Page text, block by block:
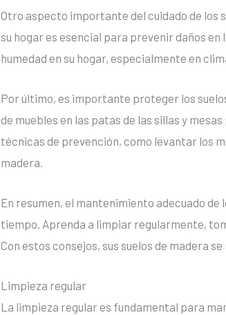
Otro aspecto importante del cuidado de los
su hogar es esencial para prevenir daños
humedad en su hogar, especialmente en
Por último, es importante proteger los
de muebles en las patas de las sillas y
técnicas de prevención, como levantar los
madera.
En resumen, el mantenimiento adecuado de
tiempo. Aprenda a limpiar regularmente,
Con estos consejos, sus suelos de madera
Limpieza regular
La limpieza regular es fundamental para